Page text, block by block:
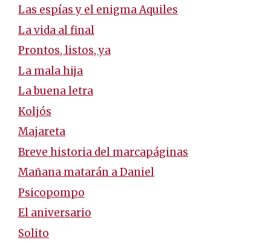
Las espías y el enigma Aquiles
La vida al final
Prontos, listos, ya
La mala hija
La buena letra
Koljós
Majareta
Breve historia del marcapáginas
Mañana matarán a Daniel
Psicopompo
El aniversario
Solito